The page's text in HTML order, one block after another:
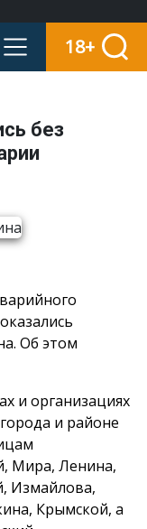
18+
без
Об этом
и организациях
и районе
Мира, Ленина,
Измайлова,
Крымской, а